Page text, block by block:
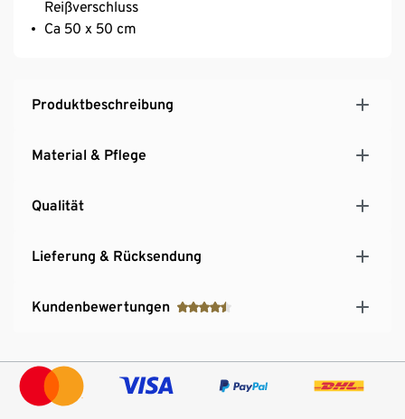
Reißverschluss
Ca 50 x 50 cm
Produktbeschreibung
Material & Pflege
Qualität
Lieferung & Rücksendung
Kundenbewertungen